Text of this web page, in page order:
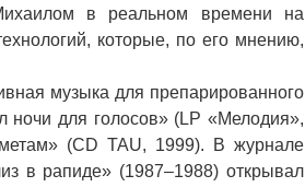
в реальном времени на
которые, по его мнению,
музыка для препарированного
ночи для голосов» (LP «Мелодия»,
(CD TAU, 1999). В журнале
в рапиде» (1987–1988) открывал